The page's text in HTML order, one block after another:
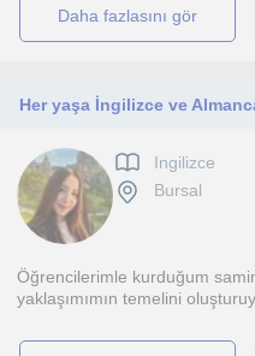
daha fazlasını gör
Ingilizce
Bursal
Öğrencilerimle kurduğum
yaklaşımımın temelini